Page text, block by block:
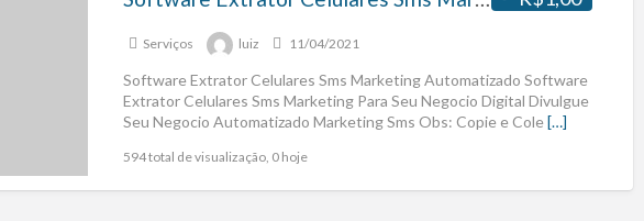
Serviços luiz 11/04/2021
Software Extrator Celulares Sms Marketing Automatizado Software
Extrator Celulares Sms Marketing Para Seu Negocio Digital Divulgue
Seu Negocio Automatizado Marketing Sms Obs: Copie e Cole[…]
594 total de visualização, 0 hoje